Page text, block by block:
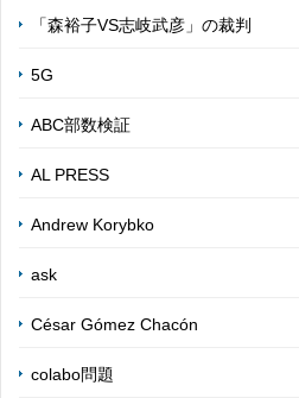
「森裕子VS志岐武彦」の裁判
5G
ABC部数検証
AL PRESS
Andrew Korybko
ask
César Gómez Chacón
colabo問題